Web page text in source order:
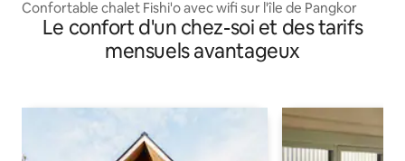
Confortable chalet Fishi'o avec wifi sur l'île de Pangkor
Le confort d'un chez-soi et des tarifs
mensuels avantageux